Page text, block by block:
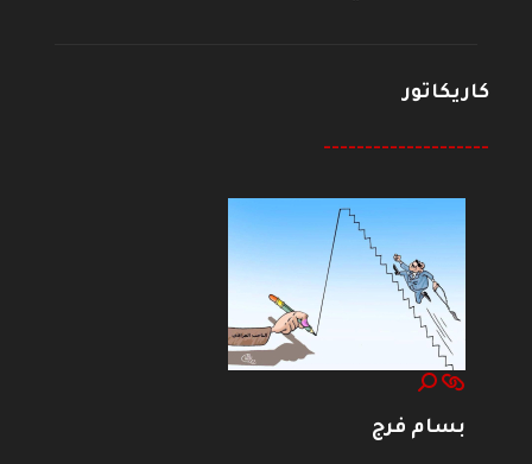
كاريكاتور
--------------------
بسام فرج